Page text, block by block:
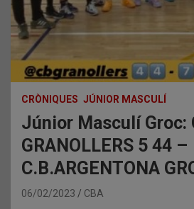
CRÒNIQUES JÚNIOR MASCULÍ
Júnior Masculí Groc:
GRANOLLERS 5 44 –
C.B.ARGENTONA
06/02/2023 CBA